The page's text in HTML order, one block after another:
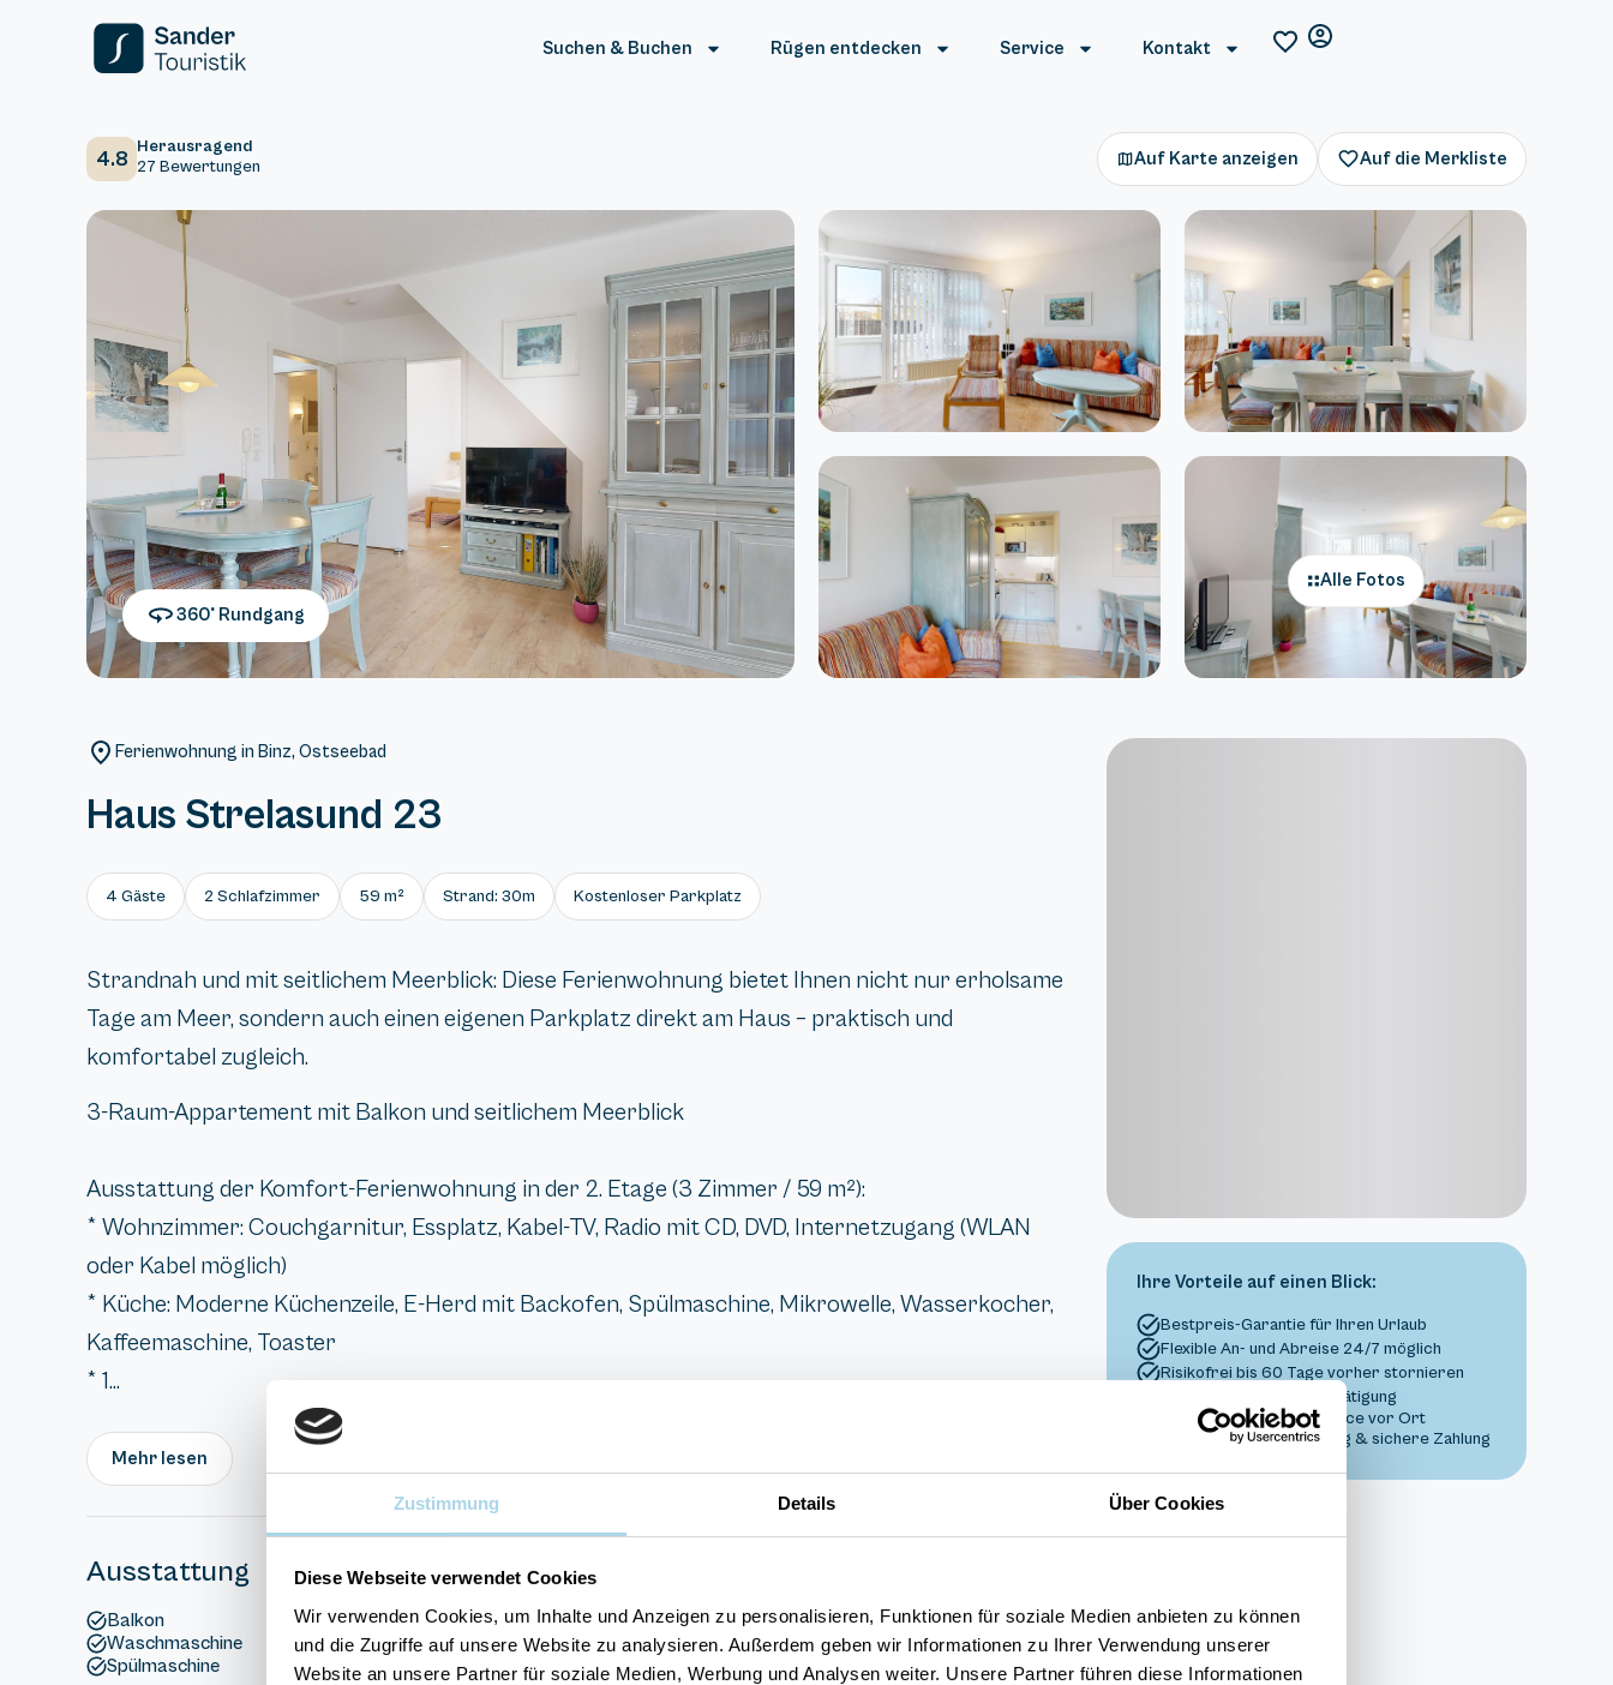
Zustimmung Details Über Cookies
Diese Webseite verwendet Cookies
Wir verwenden Cookies, um Inhalte und Anzeigen zu personalisieren, Funktionen für soziale Medien anbieten zu können
und die Zugriffe auf unsere Website zu analysieren. Außerdem geben wir Informationen zu Ihrer Verwendung unserer
Website an unsere Partner für soziale Medien, Werbung und Analysen weiter. Unsere Partner führen diese Informationen
Suchen & Buchen Rügen entdecken Service Kontakt
4.8 Herausragend
27 Bewertungen
Auf Karte anzeigen Auf die Merkliste
360° Rundgang
Alle Fotos
Ferienwohnung in Binz, Ostseebad
Haus Strelasund 23
4 Gäste 2 Schlafzimmer 59 m² Strand: 30m Kostenloser Parkplatz
Strandnah und mit seitlichem Meerblick: Diese Ferienwohnung bietet Ihnen nicht nur erholsame
Tage am Meer, sondern auch einen eigenen Parkplatz direkt am Haus – praktisch und
komfortabel zugleich.
3-Raum-Appartement mit Balkon und seitlichem Meerblick
Ausstattung der Komfort-Ferienwohnung in der 2. Etage (3 Zimmer / 59 m²):
* Wohnzimmer: Couchgarnitur, Essplatz, Kabel-TV, Radio mit CD, DVD, Internetzugang (WLAN
oder Kabel möglich)
* Küche: Moderne Küchenzeile, E-Herd mit Backofen, Spülmaschine, Mikrowelle, Wasserkocher,
Kaffeemaschine, Toaster
* 1...
Mehr lesen
Ausstattung
Balkon
Meerblick
Waschmaschine
Privatparkplatz
Spülmaschine
WLAN
Ihre Vorteile auf einen Blick:
Bestpreis-Garantie für Ihren Urlaub
Flexible An- und Abreise 24/7 möglich
Risikofrei bis 60 Tage vorher stornieren
Sofortige Buchungsbestätigung
Persönlicher Gästeservice vor Ort
Transparente Abwicklung & sichere Zahlung